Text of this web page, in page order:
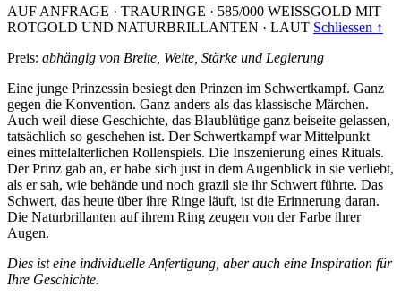
AUF ANFRAGE · TRAURINGE · 585/000 WEISSGOLD MIT
ROTGOLD UND NATURBRILLANTEN · LAUT Schliessen ↑
Preis: abhängig von Breite, Weite, Stärke und Legierung
Eine junge Prinzessin besiegt den Prinzen im Schwertkampf. Ganz
gegen die Konvention. Ganz anders als das klassische Märchen.
Auch weil diese Geschichte, das Blaublütige ganz beiseite gelassen,
tatsächlich so geschehen ist. Der Schwertkampf war Mittelpunkt
eines mittelalterlichen Rollenspiels. Die Inszenierung eines Rituals.
Der Prinz gab an, er habe sich just in dem Augenblick in sie verliebt,
als er sah, wie behände und noch grazil sie ihr Schwert führte. Das
Schwert, das heute über ihre Ringe läuft, ist die Erinnerung daran.
Die Naturbrillanten auf ihrem Ring zeugen von der Farbe ihrer
Augen.
Dies ist eine individuelle Anfertigung, aber auch eine Inspiration für
Ihre Geschichte.